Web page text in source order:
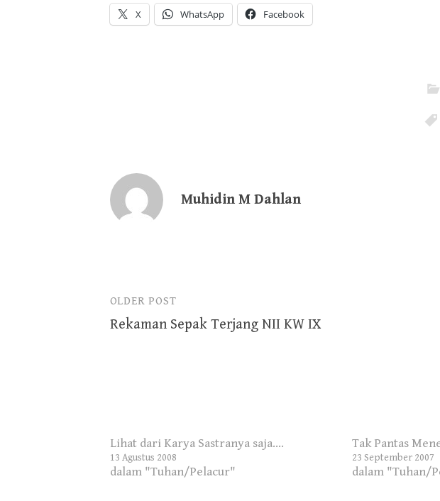
X WhatsApp Facebook
Muhidin M Dahlan
Post
navigation
OLDER POST
Rekaman Sepak Terjang NII KW IX
Lihat dari Karya Sastranya saja….
13 Agustus 2008
dalam "Tuhan/Pelacur"
Tak Pantas
23 September 2007
dalam "Tuhan/